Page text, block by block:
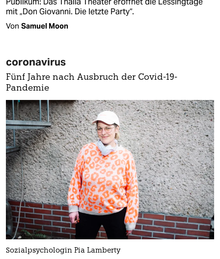
mit „Don Giovanni. Die letzte Party“.
Von Samuel Moon
coronavirus
Fünf Jahre nach Ausbruch der Covid-19-
Pandemie
Sozialpsychologin Pia Lamberty